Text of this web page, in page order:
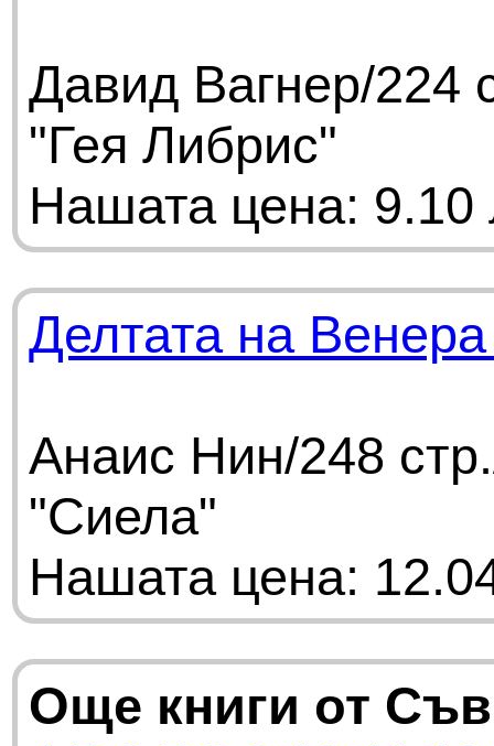
Давид Вагнер/224
"Гея Либрис"
Нашата цена: 9.10
Делтата на
Анаис Нин/248
"Сиела"
Нашата цена:
Още книги от